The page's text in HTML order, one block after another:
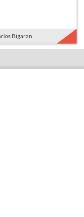
Bigaran